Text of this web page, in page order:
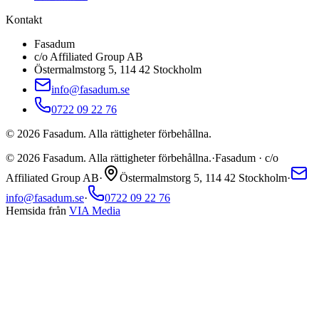
Kontakt
Fasadum
c/o Affiliated Group AB
Östermalmstorg 5, 114 42 Stockholm
info@fasadum.se
0722 09 22 76
© 2026 Fasadum. Alla rättigheter förbehållna.
© 2026 Fasadum. Alla rättigheter förbehållna.·Fasadum · c/o
Affiliated Group AB· Östermalmstorg 5, 114 42 Stockholm·
info@fasadum.se·
0722 09 22 76
Hemsida från VIA Media